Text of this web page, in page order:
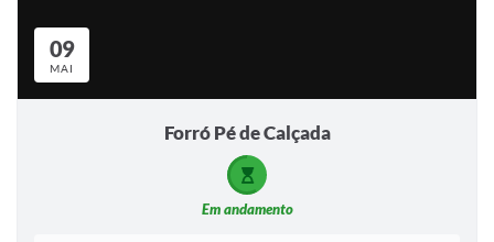
09
MAI
Forró Pé de Calçada
Em andamento